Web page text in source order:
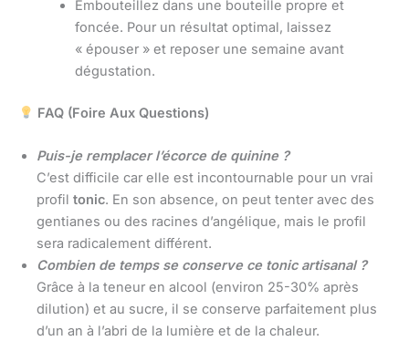
Embouteillez dans une bouteille propre et
foncée. Pour un résultat optimal, laissez
« épouser » et reposer une semaine avant
dégustation.
FAQ (Foire Aux Questions)
Puis-je remplacer l’écorce de quinine ?
C’est difficile car elle est incontournable pour un vrai
profil tonic. En son absence, on peut tenter avec des
gentianes ou des racines d’angélique, mais le profil
sera radicalement différent.
Combien de temps se conserve ce tonic artisanal ?
Grâce à la teneur en alcool (environ 25-30% après
dilution) et au sucre, il se conserve parfaitement plus
d’un an à l’abri de la lumière et de la chaleur.